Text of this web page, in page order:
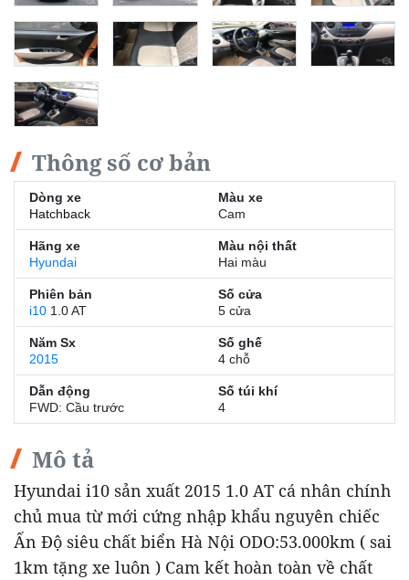
Thông số cơ bản
Dòng xe
Hatchback
Hãng xe
Hyundai
Phiên bản
i10 1.0 AT
Năm Sx
2015
Dẫn động
FWD: Cầu trước
Màu xe
Cam
Màu nội thất
Hai màu
Số cửa
5 cửa
Số ghế
4 chỗ
Số túi khí
4
Mô tả
Hyundai i10 sản xuất 2015 1.0 AT cá nhân chính
chủ mua từ mới cứng nhập khẩu nguyên chiếc
Ấn Độ siêu chất biển Hà Nội ODO:53.000km ( sai
1km tặng xe luôn ) Cam kết hoàn toàn về chất